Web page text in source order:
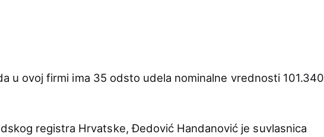
u ovoj firmi ima 35 odsto udela nominalne vrednosti 101.340
registra Hrvatske, Đedović Handanović je suvlasnica